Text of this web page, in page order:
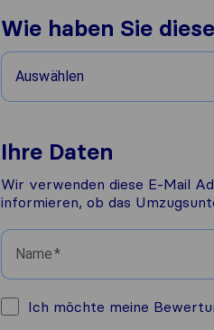
Wie haben Sie
Auswählen
Ihre Daten
Wir verwenden diese E-Mail
informieren, ob das
Name
Ich möchte meine